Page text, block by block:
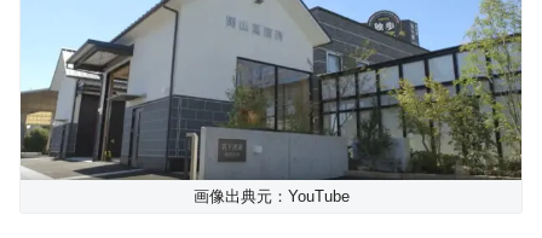
画像出典元：YouTube